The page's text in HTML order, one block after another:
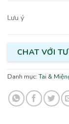
Lưu ý
CHAT VỚI
Danh mục:Tai &